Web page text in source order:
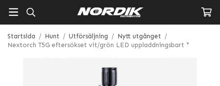
Startsida / Hunt / Utförsäljning / Nytt utgånget /
Nextorch T5G eftersökset vit/grön LED uppladdningsbart *